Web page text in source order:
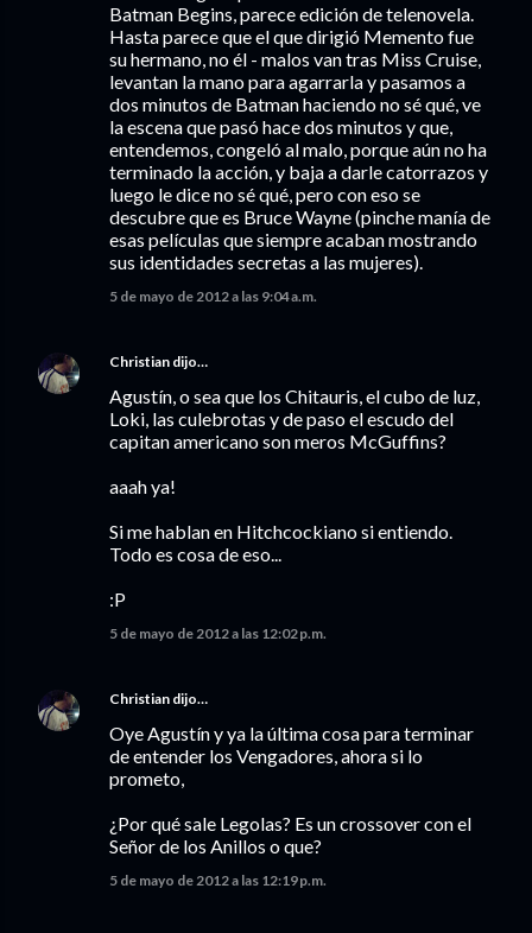
Batman Begins, parece edición de telenovela.
Hasta parece que el que dirigió Memento fue
su hermano, no él - malos van tras Miss Cruise,
levantan la mano para agarrarla y pasamos a
dos minutos de Batman haciendo no sé qué, ve
la escena que pasó hace dos minutos y que,
entendemos, congeló al malo, porque aún no ha
terminado la acción, y baja a darle catorrazos y
luego le dice no sé qué, pero con eso se
descubre que es Bruce Wayne (pinche manía de
esas películas que siempre acaban mostrando
sus identidades secretas a las mujeres).
5 de mayo de 2012 a las 9:04 a.m.
Christian dijo…
Agustín, o sea que los Chitauris, el cubo de luz,
Loki, las culebrotas y de paso el escudo del
capitan americano son meros McGuffins?
aaah ya!
Si me hablan en Hitchcockiano si entiendo.
Todo es cosa de eso...
:P
5 de mayo de 2012 a las 12:02 p.m.
Christian dijo…
Oye Agustín y ya la última cosa para terminar
de entender los Vengadores, ahora si lo
prometo,
¿Por qué sale Legolas? Es un crossover con el
Señor de los Anillos o que?
5 de mayo de 2012 a las 12:19 p.m.